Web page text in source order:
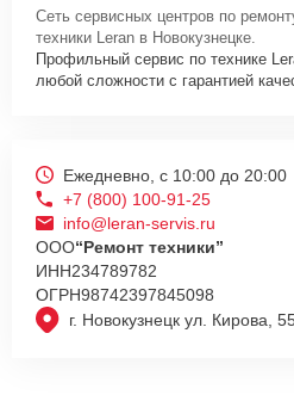
Сеть сервисных центров по
техники Leran в Новокузнецке.
Профильный сервис по технике
любой сложности с гарантией
г. Новокузнецк ул. Кирова,
Ежедневно, с 10:00 до 20:00
+7 (800) 100-91-25
info@leran-servis.ru
ООО“Ремонт техники”
ИНН234789782
ОГРН98742397845098